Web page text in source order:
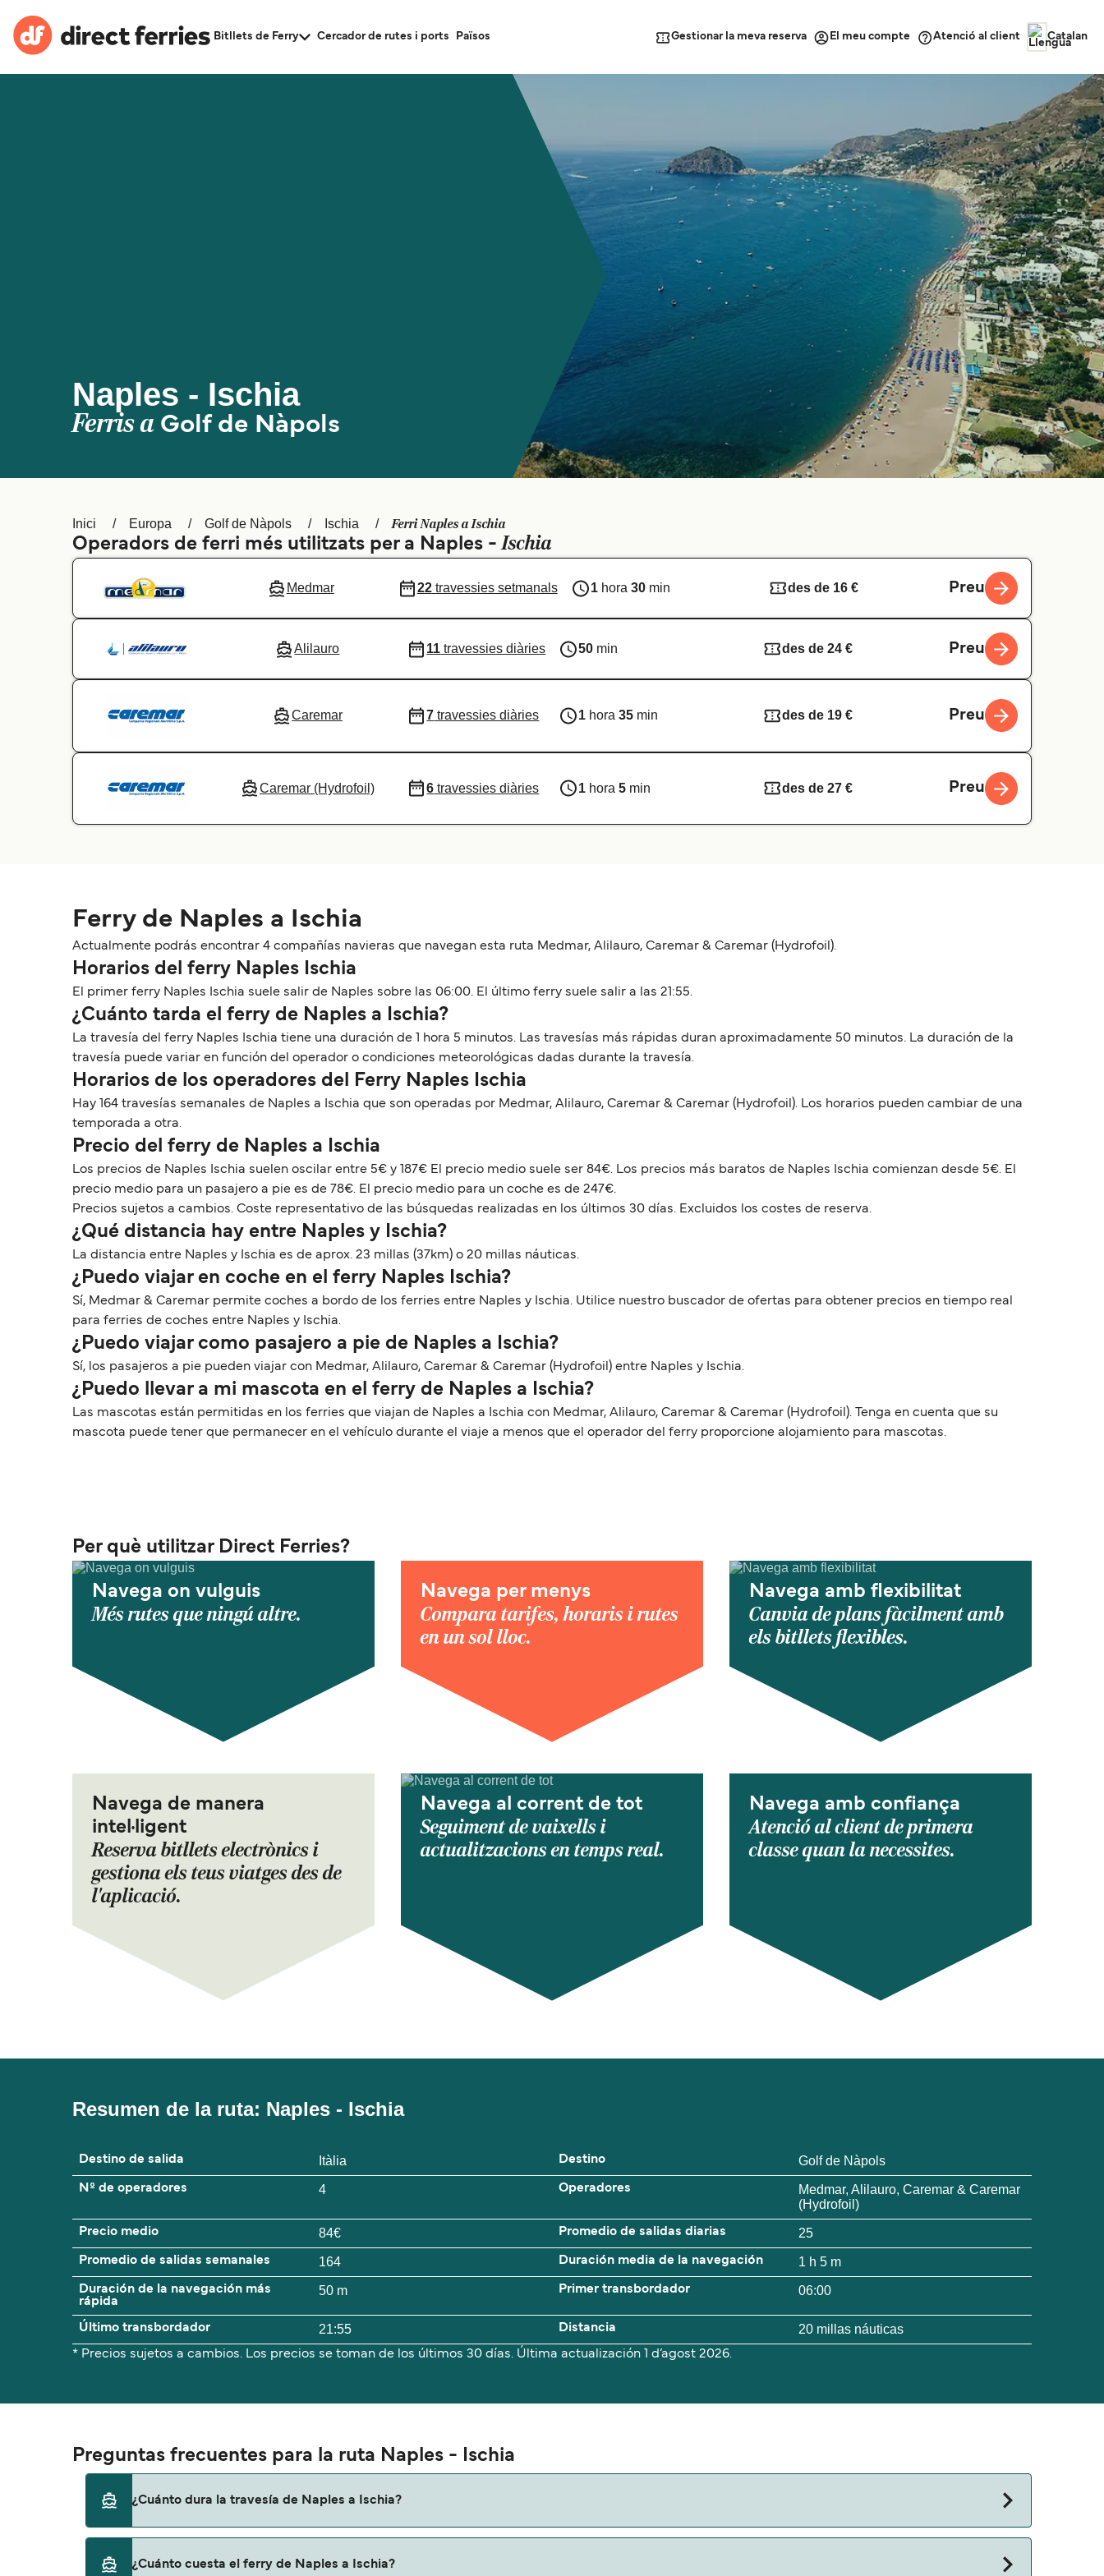
Bitllets de Ferry Cercador de rutes i ports Països Gestionar la meva reserva El meu compte Atenció al client Catalan
Naples - Ischia
Ferris a Golf de Nàpols
Inici Europa Golf de Nàpols Ischia Ferri Naples a Ischia
Operadors de ferri més utilitzats per a Naples -Ischia
Medmar 22travessies setmanals 1hora 30min des de 16 € Preu
Alilauro 11 travessies diàries 50 min des de 24 € Preu
Caremar 7 travessies diàries 1 hora35 min des de 19 € Preu
Caremar (Hydrofoil) 6 travessies diàries 1 hora5 min des de 27 € Preu
Ferry de Naples a Ischia
Actualmente podrás encontrar 4 compañías navieras que navegan esta ruta Medmar, Alilauro, Caremar & Caremar (Hydrofoil).
Horarios del ferry Naples Ischia
El primer ferry Naples Ischia suele salir de Naples sobre las 06:00. El último ferry suele salir a las 21:55.
¿Cuánto tarda el ferry de Naples a Ischia?
La travesía del ferry Naples Ischia tiene una duración de 1 hora 5 minutos. Las travesías más rápidas duran aproximadamente 50 minutos. La duración de la
travesía puede variar en función del operador o condiciones meteorológicas dadas durante la travesía.
Horarios de los operadores del Ferry Naples Ischia
Hay 164 travesías semanales de Naples a Ischia que son operadas por Medmar, Alilauro, Caremar & Caremar (Hydrofoil). Los horarios pueden cambiar de una
temporada a otra.
Precio del ferry de Naples a Ischia
Los precios de Naples Ischia suelen oscilar entre 5€ y 187€ El precio medio suele ser 84€. Los precios más baratos de Naples Ischia comienzan desde 5€. El
precio medio para un pasajero a pie es de 78€. El precio medio para un coche es de 247€.
Precios sujetos a cambios. Coste representativo de las búsquedas realizadas en los últimos 30 días. Excluidos los costes de reserva.
¿Qué distancia hay entre Naples y Ischia?
La distancia entre Naples y Ischia es de aprox. 23 millas (37km) o 20 millas náuticas.
¿Puedo viajar en coche en el ferry Naples Ischia?
Sí, Medmar & Caremar permite coches a bordo de los ferries entre Naples y Ischia. Utilice nuestro buscador de ofertas para obtener precios en tiempo real
para ferries de coches entre Naples y Ischia.
¿Puedo viajar como pasajero a pie de Naples a Ischia?
Sí, los pasajeros a pie pueden viajar con Medmar, Alilauro, Caremar & Caremar (Hydrofoil) entre Naples y Ischia.
¿Puedo llevar a mi mascota en el ferry de Naples a Ischia?
Las mascotas están permitidas en los ferries que viajan de Naples a Ischia con Medmar, Alilauro, Caremar & Caremar (Hydrofoil). Tenga en cuenta que su
mascota puede tener que permanecer en el vehículo durante el viaje a menos que el operador del ferry proporcione alojamiento para mascotas.
Per què utilitzar Direct Ferries?
Navega on vulguis
Més rutes que ningú altre.
Navega per menys
Compara tarifes, horaris i rutes
en un sol lloc.
Navega amb flexibilitat
Canvia de plans fàcilment amb
els bitllets flexibles.
Navega de manera
intel·ligent
Reserva bitllets electrònics i
gestiona els teus viatges des de
l'aplicació.
Navega al corrent de tot
Seguiment de vaixells i
actualitzacions en temps real.
Navega amb confiança
Atenció al client de primera
classe quan la necessites.
Resumen de la ruta: Naples - Ischia
Destino de salida Itàlia Destino Golf de Nàpols
Nº de operadores 4 Operadores
Medmar, Alilauro, Caremar & Caremar
(Hydrofoil)
Precio medio 84€ Promedio de salidas diarias 25
Promedio de salidas semanales 164 Duración media de la navegación 1 h 5 m
Duración de la navegación más
rápida
50 m Primer transbordador 06:00
Último transbordador 21:55 Distancia 20 millas náuticas
* Precios sujetos a cambios. Los precios se toman de los últimos 30 días. Última actualización 1 d’agost 2026.
Preguntas frecuentes para la ruta Naples - Ischia
¿Cuánto dura la travesía de Naples a Ischia?
a otra, por lo que te recomendamos que verifiques online la información más actualizada.
¿Cuánto cuesta el ferry de Naples a Ischia?